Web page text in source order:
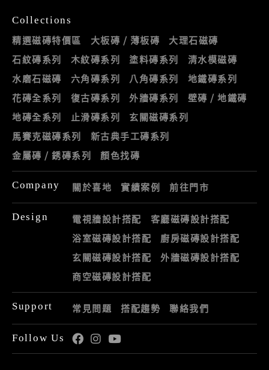
Collections
精選磁磚特價區 大板磚 / 薄板磚
大理石磁磚
石紋磚系列
木紋磚系列 塗料磚系列
清水模磁磚
水磨石磁磚
六角磚系列 八角磚系列
地鐵磚系列
花磚全系列
復古磚系列 外牆磚系列
壁磚 / 地鐵磚
地磚全系列
止滑磚系列
玄關磁磚系列
馬賽克磁磚系列
新古典手工磚系列
金屬磚 / 銹磚系列
顏色找磚
Company 關於喜地 實績案例 前往門市
Design 電視牆設計搭配
客廳磁磚設計搭配
浴室磁磚設計搭配
廚房磁磚設計搭配
玄關磁磚設計搭配
外牆磁磚設計搭配
商空磁磚設計搭配
Support 常見問題 搭配趨勢 聯絡我們
Follow Us